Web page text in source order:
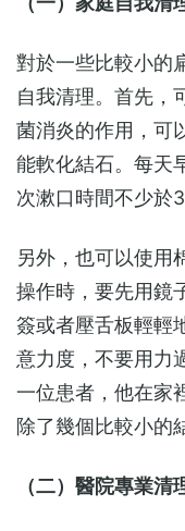
對於一些比較小的
自我清理。首先，
菌消炎的作用，可
能軟化結石。每天
次漱口時間不少於
另外，也可以使用
操作時，要先用鏡
簽或者壓舌板輕輕
意力度，不要用力
一位患者，他在家
除了幾個比較小的
（二）醫院專業清